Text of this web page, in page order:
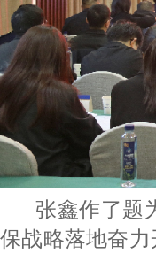
张鑫作了题
保战略落地奋